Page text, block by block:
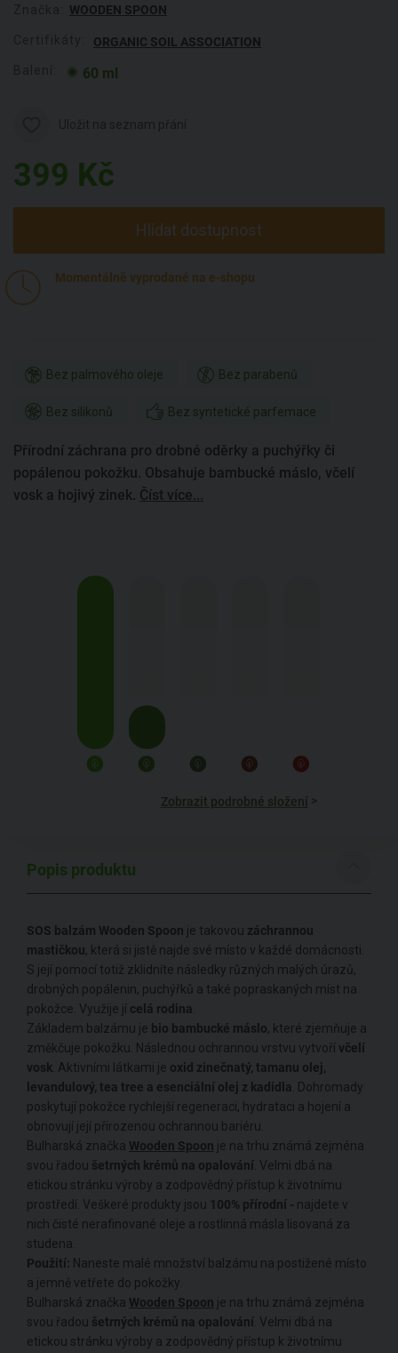
WOODEN SPOON
ORGANIC SOIL ASSOCIATION
60 ml
399 Kč
Hlídat dostupnost
Momentálně vyprodané na e-shopu
Bez palmového oleje Bez parabenů
Bez silikonů Bez syntetické parfemace
Přírodní záchrana pro drobné oděrky a puchýřky či
popálenou pokožku. Obsahuje bambucké máslo, včelí
vosk a hojivý zinek. Číst více...
Zobrazit podrobné složení >
Popis produktu
SOS balzám Wooden Spoon je takovou záchrannou
mastičkou, která si jistě najde své místo v každé domácnosti.
S její pomocí totiž zklidníte následky různých malých úrazů,
drobných popálenin, puchýřků a také popraskaných míst na
pokožce. Využije jí celá rodina
Základem balzámu je bio bambucké máslo, které zjemňuje a
změkčuje pokožku. Následnou ochrannou vrstvu vytvoří včelí
vosk . Aktivními látkami je oxid zinečnatý, tamanu olej,
levandulový, tea tree a esenciální olej z kadidla
. Dohromady
poskytují pokožce rychlejší regeneraci, hydrataci a hojení a
obnovují její přirozenou ochrannou bariéru.
Bulharská značka Wooden Spoon je na trhu známá zejména
svou řadou šetrných krémů na opalování . Velmi dbá na
etickou stránku výroby a zodpovědný přístup k životnímu
prostředí. Veškeré produkty jsou 100% přírodní - najdete v
nich čisté nerafinované oleje a rostlinná másla lisovaná za
studena.
Použití: Naneste malé množství balzámu na postižené místo
a jemně vetřete do pokožky.
Bulharská značka Wooden Spoon je na trhu známá zejména
svou řadou šetrných krémů na opalování . Velmi dbá na
etickou stránku výroby a zodpovědný přístup k životnímu